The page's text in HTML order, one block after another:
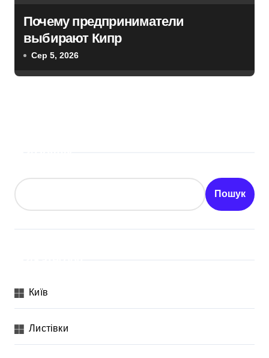
Почему предприниматели
выбирают Кипр
Сер 5, 2026
Пошук
Київ
Листівки